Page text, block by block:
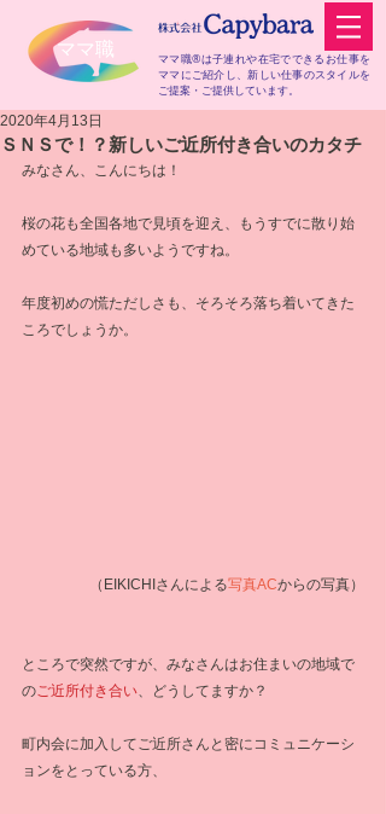
​ママ職
ママ職®は子連れや在宅でできるお仕事を
ママにご紹介し、新しい仕事のスタイルを
ご提案・ご提供しています。
ＳＮＳで！？新しいご近所付き合いのカタチ
2020年4月13日
みなさん、こんにちは！
桜の花も全国各地で見頃を迎え、もうすでに散り始
めている地域も多いようですね。
年度初めの慌ただしさも、そろそろ落ち着いてきた
ころでしょうか。
  （EIKICHIさんによる
写真ACからの写真）
ところで突然ですが、みなさんはお住まいの地域で
のご近所付き合い、どうしてますか？
町内会に加入してご近所さんと密にコミュニケーシ
ョンをとっている方、